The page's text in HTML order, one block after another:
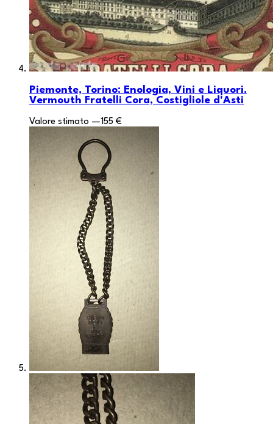
Piemonte, Torino: Enologia, Vini e Liquori.
Vermouth Fratelli Cora, Costigliole d'Asti
Valore stimato —155 €